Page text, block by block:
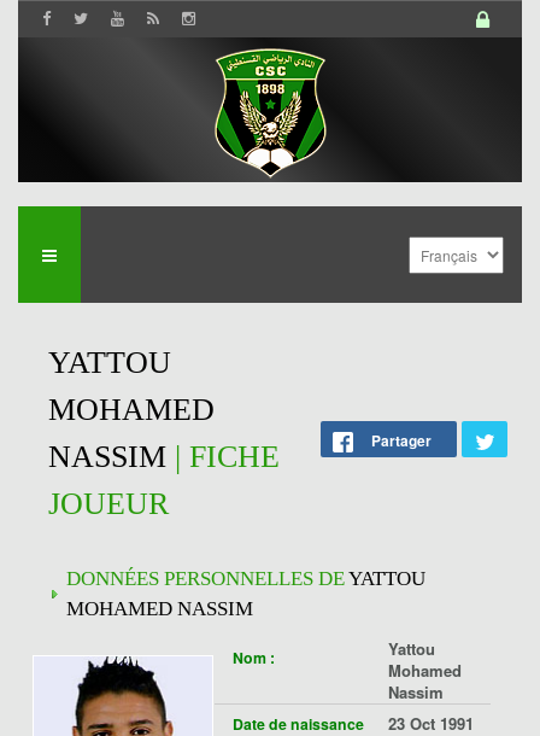
YATTOU
MOHAMED
NASSIM | FICHE
JOUEUR
Partager
DONNÉES PERSONNELLES DEYATTOU
MOHAMED NASSIM
Nom :
Yattou
Mohamed
Nassim
Date de naissance 23 Oct 1991